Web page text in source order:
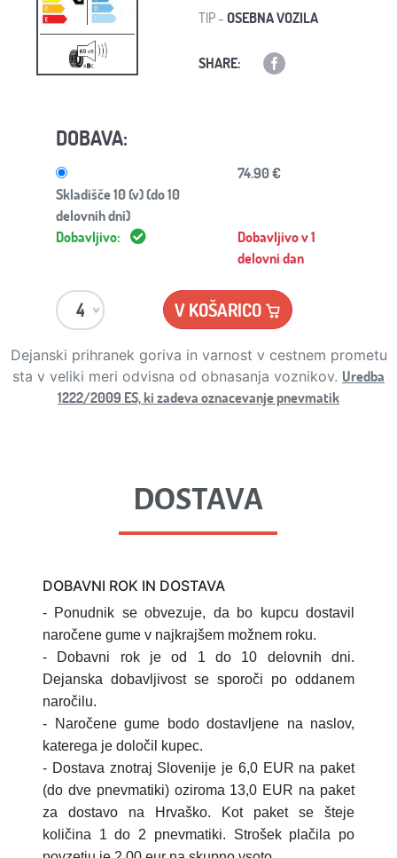
TIP -OSEBNA VOZILA
SHARE:
DOBAVA:
Skladišče 10 (v) (do 10
delovnih dni)
74.90 €
Dobavljivo:
Dobavljivo v 1
delovni dan
V KOŠARICO
Dejanski prihranek goriva in varnost v cestnem prometu
sta v veliki meri odvisna od obnasanja voznikov. Uredba
1222/2009 ES, ki zadeva oznacevanje pnevmatik
DOSTAVA
DOBAVNI ROK IN DOSTAVA
- Ponudnik se obvezuje, da bo kupcu dostavil
naročene gume v najkrajšem možnem roku.
- Dobavni rok je od 1 do 10 delovnih dni.
Dejanska dobavljivost se sporoči po oddanem
naročilu.
- Naročene gume bodo dostavljene na naslov,
katerega je določil kupec.
- Dostava znotraj Slovenije je 6,0 EUR na paket
(do dve pnevmatiki) oziroma 13,0 EUR na paket
za dostavo na Hrvaško.
Kot paket se šteje
količina 1 do 2 pnevmatiki. Strošek plačila po